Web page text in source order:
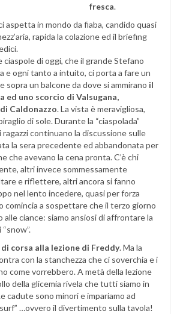
fresca.
aspetta in mondo da fiaba, candido quasi
rapida la colazione ed il briefing
ciaspole di oggi, che il grande Stefano
e ogni tanto a intuito, ci porta a fare un
sopra un balcone da dove si ammirano il
ed uno scorcio di Valsugana,
Caldonazzo. La vista è meravigliosa,
di sole. Durante la “ciaspolada”
ragazzi continuano la discussione sulle
la sera precedente ed abbandonata per
che avevano la cena pronta. C’è chi
altri invece sommessamente
e riflettere, altri ancora si fanno
nel lento incedere, quasi per forza
comincia a sospettare che il terzo giorno
alle ciance: siamo ansiosi di affrontare la
corsa alla lezione di Freddy. Ma la
con la stanchezza che ci soverchia e i
come vorrebbero. A metà della lezione
della glicemia rivela che tutti siamo in
cadute sono minori e impariamo ad
…ovvero il divertimento sulla tavola!